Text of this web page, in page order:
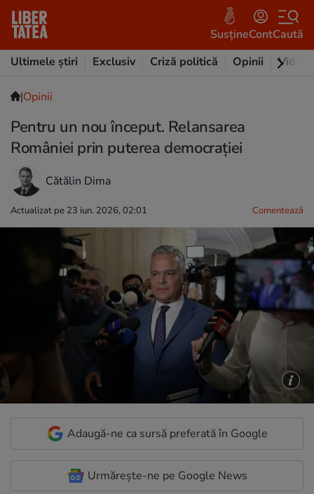
SusțineContCaută
Ultimele știri
Exclusiv Criză politică Opinii Video
|Opinii
Pentru un nou început. Relansarea
României prin puterea democrației
Cătălin Dima
Actualizat pe 23 iun. 2026, 02:01 Comentează
Adaugă-ne ca sursă preferată în Google
Urmărește-ne pe Google News